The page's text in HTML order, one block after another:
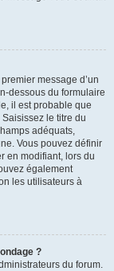
message d’un
dessous du formulaire
il est probable que
le titre du
adéquats,
Vous pouvez définir
en modifiant, lors du
également
les utilisateurs à
?
du forum.